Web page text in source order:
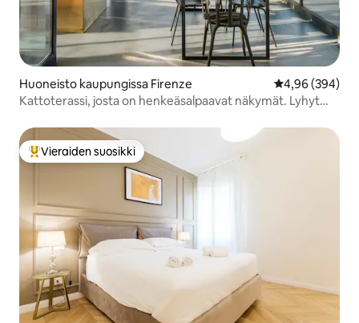
Huoneisto kaupungissa Firenze
4,96 (394)
Kattoterassi, josta on henkeäsalpaavat näkymät. Lyhyt
Vieraiden suosikkien parhaimmistoa
Vieraiden suosikki